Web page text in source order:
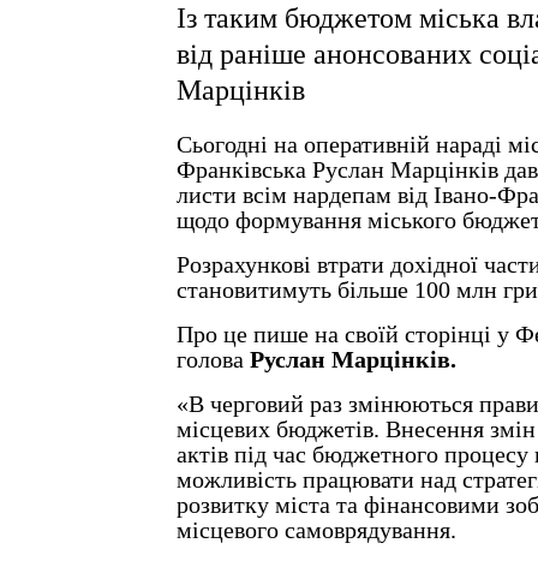
Із таким бюджетом міська
від раніше анонсованих
Марцінків
Сьогодні на оперативній нараді
Франківська Руслан Марцінків
листи всім нардепам від Івано-
щодо формування міського
Розрахункові втрати дохідної
становитимуть більше 100 млн
Про це пише на своїй сторінці у
голова Руслан Марцінків.
«В черговий раз змінюються
місцевих бюджетів. Внесення
актів під час бюджетного процесу
можливість працювати над
розвитку міста та фінансовими
місцевого самоврядування.